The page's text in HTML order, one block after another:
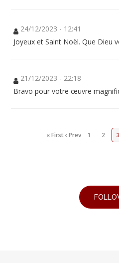
24/12/2023 - 12:41
Joyeux et Saint Noël. Que Dieu
21/12/2023 - 22:18
Bravo pour votre œuvre
« First ‹ Prev 1 2 3